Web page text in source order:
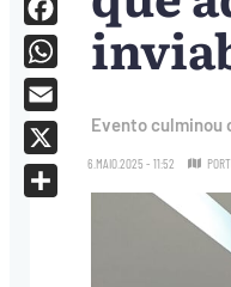
Evento culminou
6.MAIO.2025 - 11:52
Facebook
WhatsApp
Email
X